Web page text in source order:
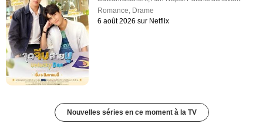
Romance, Drame
6 août 2026 sur Netflix
Nouvelles séries en ce moment à la TV